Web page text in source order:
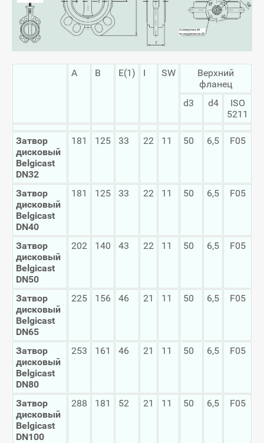
A B E(1) I SW
Верхний
фланец
d3
d4
ISO
5211
Затвор
дисковый
Belgicast
DN32
181 125 33 22 11 50 6,5 F05
Затвор
дисковый
Belgicast
DN40
181 125 33 22 11 50 6,5 F05
Затвор
дисковый
Belgicast
DN50
202 140 43 22 11 50 6,5 F05
Затвор
дисковый
Belgicast
DN65
225 156 46 21 11 50 6,5 F05
Затвор
дисковый
Belgicast
DN80
253 161 46 21 11 50 6,5 F05
Затвор
дисковый
Belgicast
DN100
288 181 52 21 11 50 6,5 F05